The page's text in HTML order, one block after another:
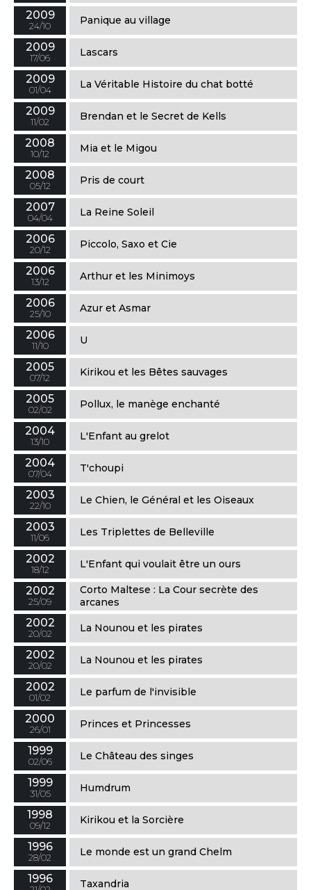
2009
24/10 Panique au village
2009
17/06 Lascars
2009
01/04 La Véritable Histoire du chat botté
2009
11/02 Brendan et le Secret de Kells
2008
10/12 Mia et le Migou
2008
05/12 Pris de court
2007
04/04 La Reine Soleil
2006
20/12 Piccolo, Saxo et Cie
2006
13/12 Arthur et les Minimoys
2006
25/10 Azur et Asmar
2006
11/10 U
2005
07/12 Kirikou et les Bêtes sauvages
2005
02/02 Pollux, le manège enchanté
2004
13/10 L'Enfant au grelot
2004
07/04 T'choupi
2003
22/10 Le Chien, le Général et les Oiseaux
2003
11/06 Les Triplettes de Belleville
2002
18/12 L'Enfant qui voulait être un ours
2002
25/09
Corto Maltese : La Cour secrète des
arcanes
2002
20/02 La Nounou et les pirates
2002
20/02 La Nounou et les pirates
2002
01/02 Le parfum de l'invisible
2000
26/01 Princes et Princesses
1999
02/06 Le Château des singes
1999
31/05 Humdrum
1998
09/12 Kirikou et la Sorcière
1996
28/02 Le monde est un grand Chelm
1996 Taxandria